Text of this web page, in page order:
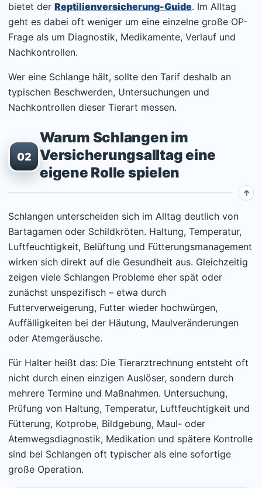
bietet der Reptilienversicherung-Guide. Im Alltag
geht es dabei oft weniger um eine einzelne große OP-
Frage als um Diagnostik, Medikamente, Verlauf und
Nachkontrollen.
Wer eine Schlange hält, sollte den Tarif deshalb an
typischen Beschwerden, Untersuchungen und
Nachkontrollen dieser Tierart messen.
02
Warum Schlangen im
Versicherungsalltag eine
eigene Rolle spielen
Schlangen unterscheiden sich im Alltag deutlich von
Bartagamen oder Schildkröten. Haltung, Temperatur,
Luftfeuchtigkeit, Belüftung und Fütterungsmanagement
wirken sich direkt auf die Gesundheit aus. Gleichzeitig
zeigen viele Schlangen Probleme eher spät oder
zunächst unspezifisch – etwa durch
Futterverweigerung, Futter wieder hochwürgen,
Auffälligkeiten bei der Häutung, Maulveränderungen
oder Atemgeräusche.
Für Halter heißt das: Die Tierarztrechnung entsteht oft
nicht durch einen einzigen Auslöser, sondern durch
mehrere Termine und Maßnahmen. Untersuchung,
Prüfung von Haltung, Temperatur, Luftfeuchtigkeit und
Fütterung, Kotprobe, Bildgebung, Maul- oder
Atemwegsdiagnostik, Medikation und spätere Kontrolle
sind bei Schlangen oft typischer als eine sofortige
große Operation.